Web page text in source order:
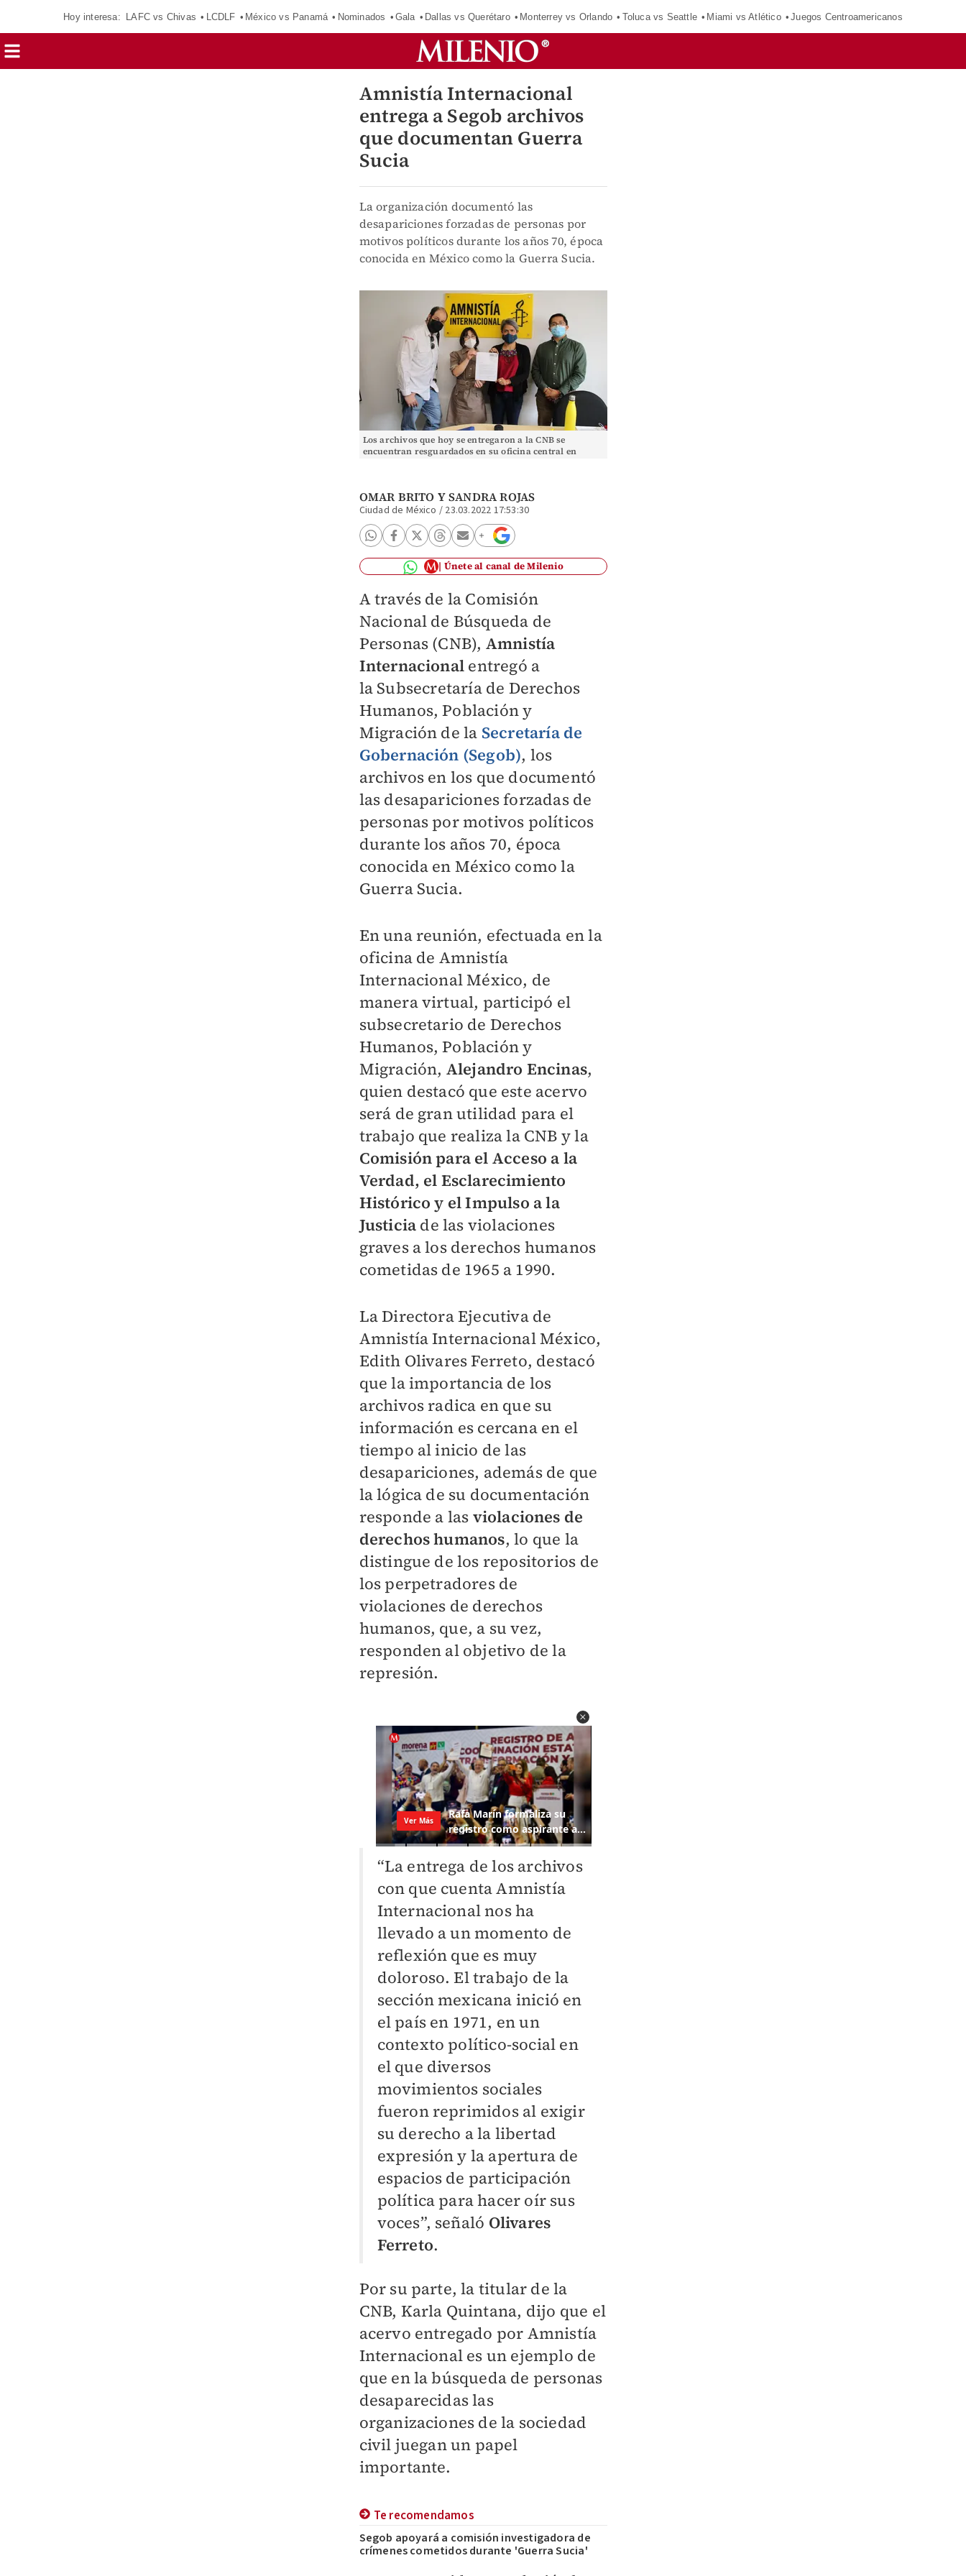
Hoy interesa: LAFC vs Chivas LCDLF México vs Panamá Nominados Gala Dallas vs Querétaro Monterrey vs Orlando Toluca vs Seattle Miami vs Atlético Juegos Centroamericanos
Amnistía Internacional
entrega a Segob archivos
que documentan Guerra
Sucia
La organización documentó las
desapariciones forzadas de personas por
motivos políticos durante los años 70, época
conocida en México como la Guerra Sucia.
Los archivos que hoy se entregaron a la CNB se
encuentran resguardados en su oficina central en
OMAR BRITO Y SANDRA ROJAS
Ciudad de México / 23.03.2022 17:53:30
Únete al canal de Milenio
A través de la Comisión
Nacional de Búsqueda de
Personas (CNB), Amnistía
Internacional entregó a
la Subsecretaría de Derechos
Humanos, Población y
Migración de la Secretaría de
Gobernación (Segob), los
archivos en los que documentó
las desapariciones forzadas de
personas por motivos políticos
durante los años 70, época
conocida en México como la
Guerra Sucia.
En una reunión, efectuada en la
oficina de Amnistía
Internacional México, de
manera virtual, participó el
subsecretario de Derechos
Humanos, Población y
Migración, Alejandro Encinas,
quien destacó que este acervo
será de gran utilidad para el
trabajo que realiza la CNB y la
Comisión para el Acceso a la
Verdad, el Esclarecimiento
Histórico y el Impulso a la
Justicia de las violaciones
graves a los derechos humanos
cometidas de 1965 a 1990.
La Directora Ejecutiva de
Amnistía Internacional México,
Edith Olivares Ferreto, destacó
que la importancia de los
archivos radica en que su
información es cercana en el
tiempo al inicio de las
desapariciones, además de que
la lógica de su documentación
responde a las violaciones de
derechos humanos, lo que la
distingue de los repositorios de
los perpetradores de
violaciones de derechos
humanos, que, a su vez,
responden al objetivo de la
represión.
“La entrega de los archivos
con que cuenta Amnistía
Internacional nos ha
llevado a un momento de
reflexión que es muy
doloroso. El trabajo de la
sección mexicana inició en
el país en 1971, en un
contexto político-social en
el que diversos
movimientos sociales
fueron reprimidos al exigir
su derecho a la libertad
expresión y la apertura de
espacios de participación
política para hacer oír sus
voces”, señaló Olivares
Ferreto.
Por su parte, la titular de la
CNB, Karla Quintana, dijo que el
acervo entregado por Amnistía
Internacional es un ejemplo de
que en la búsqueda de personas
desaparecidas las
organizaciones de la sociedad
civil juegan un papel
importante.
Te recomendamos
Segob apoyará a comisión investigadora de
crímenes cometidos durante 'Guerra Sucia'